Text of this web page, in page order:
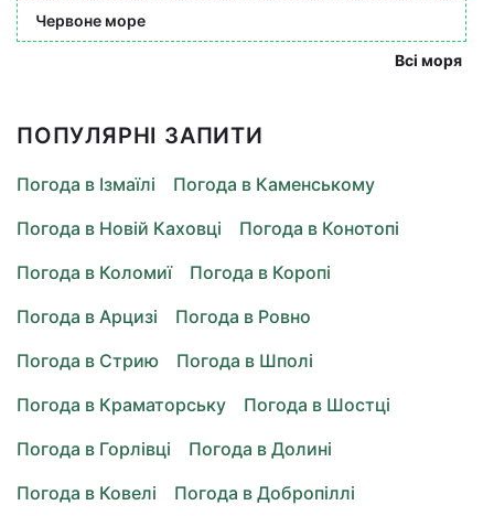
Червоне море
Всі моря
ПОПУЛЯРНІ ЗАПИТИ
Погода в Ізмаїлі
Погода в Каменському
Погода в Новій Каховці
Погода в Конотопі
Погода в Коломиї
Погода в Коропі
Погода в Арцизі
Погода в Ровно
Погода в Стрию
Погода в Шполі
Погода в Краматорську
Погода в Шостці
Погода в Горлівці
Погода в Долині
Погода в Ковелі
Погода в Добропіллі